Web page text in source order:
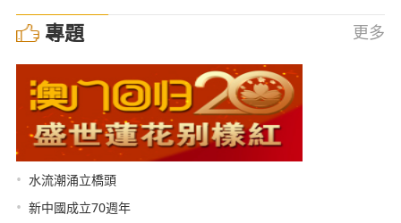
專題 更多
• 水流潮涌立橋頭
• 新中國成立70週年